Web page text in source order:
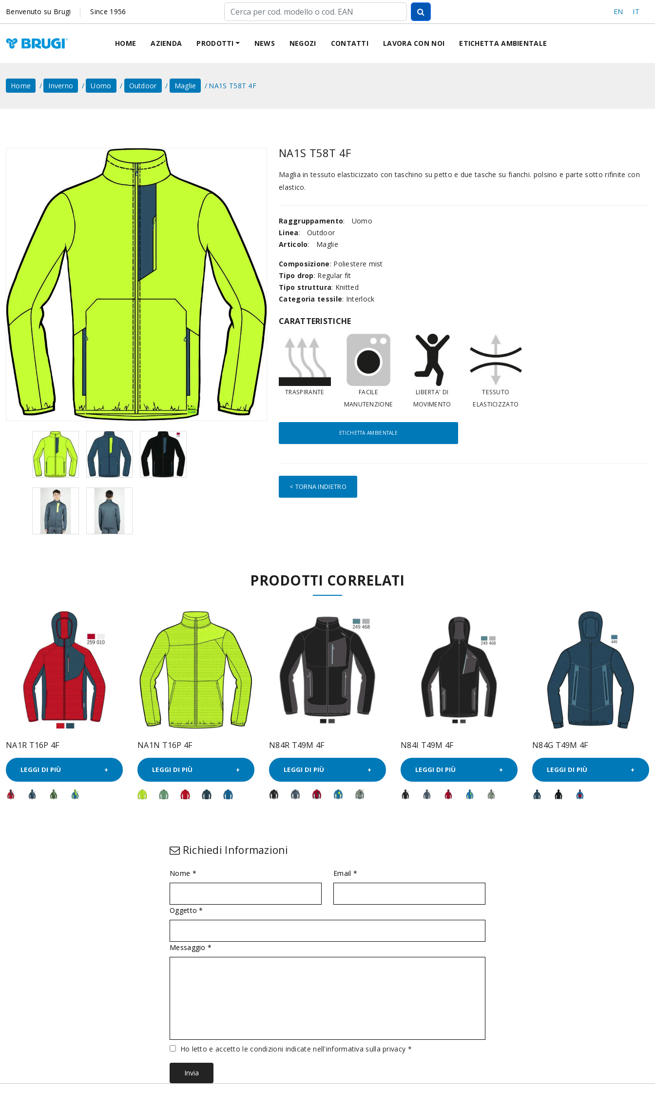
Benvenuto su Brugi Since 1956 EN IT
HOME AZIENDA PRODOTTI NEWS NEGOZI CONTATTI LAVORA CON NOI ETICHETTA AMBIENTALE
Home Inverno Uomo Outdoor Maglie NA1S T58T 4F
NA1S T58T 4F
Maglia in tessuto elasticizzato con taschino su petto e due tasche su fianchi. polsino e parte sotto rifinite con
elastico.
Raggruppamento:
Uomo
Linea:
Outdoor
Articolo: Maglie
Composizione: Poliestere mist
Tipo drop: Regular fit
Tipo struttura: Knitted
Categoria tessile: Interlock
CARATTERISTICHE
TRASPIRANTE
FACILE
MANUTENZIONE
LIBERTA' DI
MOVIMENTO
TESSUTO
ELASTICIZZATO
ETICHETTA AMBIENTALE
< TORNA INDIETRO
PRODOTTI CORRELATI
NA1R T16P 4F
LEGGI DI PIÙ
NA1N T16P 4F
LEGGI DI PIÙ
N84R T49M 4F
LEGGI DI PIÙ
N84I T49M 4F
LEGGI DI PIÙ
N84G T49M 4F
LEGGI DI PIÙ
Richiedi Informazioni
Nome * Email *
Oggetto *
Messaggio *
VuotoHo letto e accetto le condizioni indicate nell'informativa sulla privacy *
Invia